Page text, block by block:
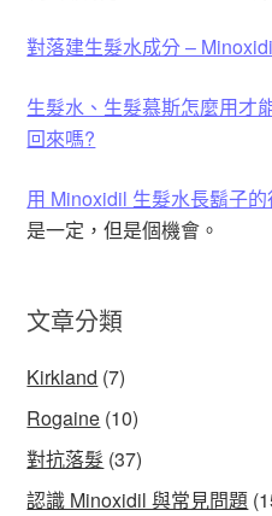
對落建生髮水成分 –
生髮水、生髮慕斯怎麼用才
回來嗎?
用 Minoxidil 生髮水長鬍子
是一定，但是個機會。
文章分類
Kirkland (7)
Rogaine (10)
對抗落髮 (37)
認識 Minoxidil 與常見問題